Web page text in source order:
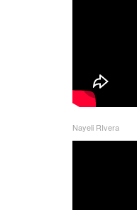
Nayeli RIvera